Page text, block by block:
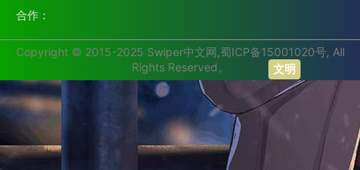
合作：
Copyright © 2015-2025 Swiper中文网,蜀ICP备15001020号, All
Rights Reserved。
文明